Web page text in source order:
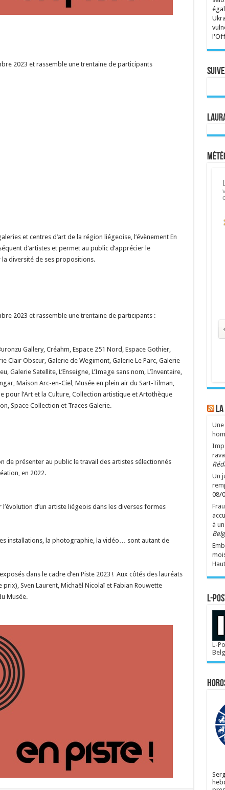
2023 et rassemble une trentaine de participants
et centres d’art de la région liégeoise, l’évènement En
d’artistes et permet au public d’apprécier le
diversité de ses propositions.
2023 et rassemble une trentaine de participants :
Gallery, Créahm, Espace 251 Nord, Espace Gothier,
Clair Obscur, Galerie de Wegimont, Galerie Le Parc, Galerie
Galerie Satellite, L’Enseigne, L’Image sans nom, L’Inventaire,
Maison Arc-en-Ciel, Musée en plein air du Sart-Tilman,
pour l’Art et la Culture, Collection artistique et Artothèque
Space Collection et Traces Galerie.
de présenter au public le travail des artistes sélectionnés
en 2022.
d’un artiste liégeois dans les diverses formes
installations, la photographie, la vidéo… sont autant de
dans le cadre d’en Piste 2023 ! Aux côtés des lauréats
Sven Laurent, Michaël Nicolaï et Fabian Rouwette
Musée.
Un
08/
à
L-
L-